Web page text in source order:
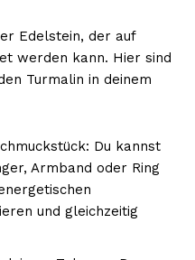
Edelstein, der auf
werden kann. Hier sind
Turmalin in deinem
Du kannst
Armband oder Ring
und gleichzeitig